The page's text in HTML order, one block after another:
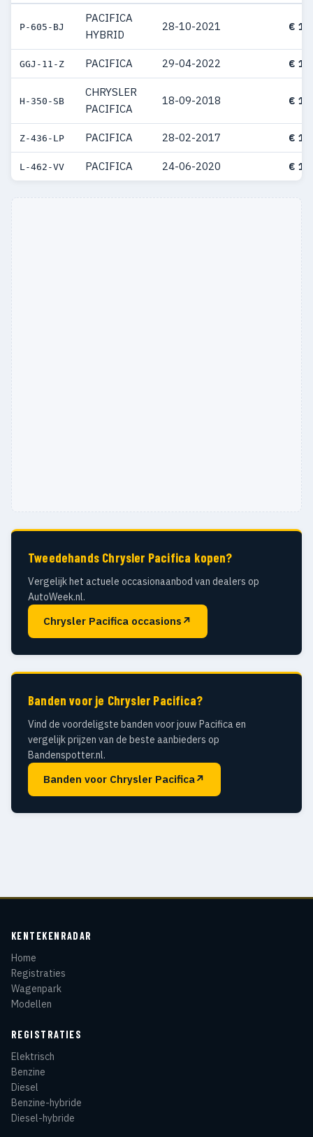
P-605-BJ
PACIFICA
HYBRID
28-10-2021 €
GGJ-11-Z PACIFICA 29-04-2022 €
H-350-SB
CHRYSLER
PACIFICA
18-09-2018 €
Z-436-LP PACIFICA 28-02-2017 €
L-462-VV PACIFICA 24-06-2020 €
Tweedehands Chrysler Pacifica kopen?
Vergelijk het actuele occasionaanbod van dealers op
AutoWeek.nl.
Chrysler Pacifica occasions ↗
Banden voor je Chrysler Pacifica?
Vind de voordeligste banden voor jouw Pacifica en
vergelijk prijzen van de beste aanbieders op
Bandenspotter.nl.
Banden voor Chrysler Pacifica↗
KENTEKENRADAR
Home
Registraties
Wagenpark
Modellen
REGISTRATIES
Elektrisch
Benzine
Diesel
Benzine-hybride
Diesel-hybride